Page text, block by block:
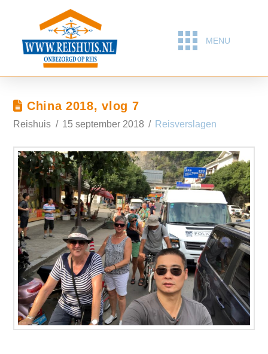
MENU
China 2018, vlog 7
Reishuis 15 september 2018 Reisverslagen